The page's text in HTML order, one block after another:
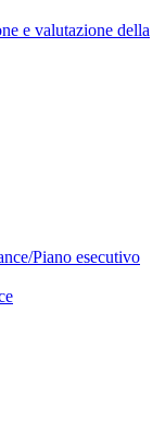
e valutazione della
Piano esecutivo